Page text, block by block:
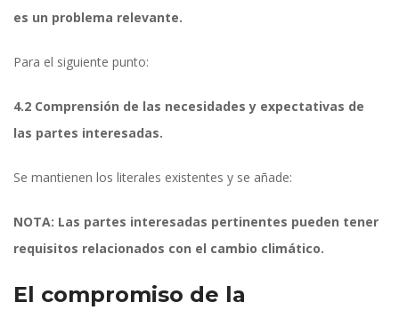
es un problema relevante.
Para el siguiente punto:
4.2 Comprensión de las necesidades y expectativas de
las partes interesadas.
Se mantienen los literales existentes y se añade:
NOTA: Las partes interesadas pertinentes pueden tener
requisitos relacionados con el cambio climático.
El compromiso de la